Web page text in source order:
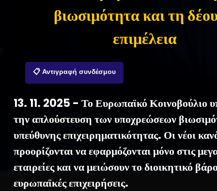
βιωσιμότητα και τη
επιμέλεια
📋 Αντιγραφή συνδέσμου
13. 11. 2025 - Το Ευρωπαϊκό Κοινοβούλιο
την απλούστευση των υποχρεώσεων
υπεύθυνης επιχειρηματικότητας. Οι νέοι
προορίζονται να εφαρμόζονται μόνο στις
εταιρείες και να μειώσουν το διοικητικό
ευρωπαϊκές επιχειρήσεις.